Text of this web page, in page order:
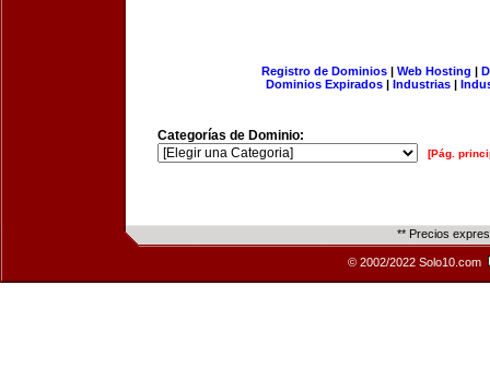
Registro de Dominios| Web Hosting |
Dominios Expirados | Industrias |
Categorías de Dominio:
[Pág.
** Precios
© 2002/2022 Solo10.com